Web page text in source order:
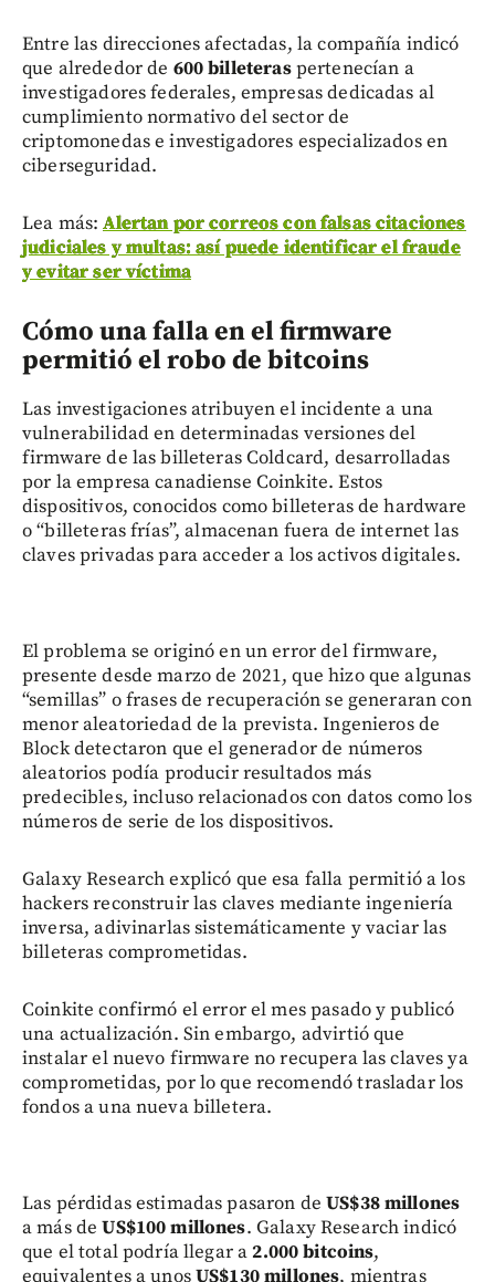
Entre las direcciones afectadas, la compañía indicó
que alrededor de 600 billeteraspertenecían a
investigadores federales, empresas dedicadas al
cumplimiento normativo del sector de
criptomonedas e investigadores especializados en
ciberseguridad.
Lea más:Alertan por correos con falsas citaciones
judiciales y multas: así puede identificar el fraude
y evitar ser víctima
Cómo una falla en el firmware
permitió el robo de bitcoins
Las investigaciones atribuyen el incidente a una
vulnerabilidad en determinadas versiones del
firmware de las billeteras Coldcard, desarrolladas
por la empresa canadiense Coinkite. Estos
dispositivos, conocidos como billeteras de hardware
o “billeteras frías”, almacenan fuera de internet las
claves privadas para acceder a los activos digitales.
El problema se originó en un error del firmware,
presente desde marzo de 2021, que hizo que algunas
“semillas” o frases de recuperación se generaran con
menor aleatoriedad de la prevista. Ingenieros de
Block detectaron que el generador de números
aleatorios podía producir resultados más
predecibles, incluso relacionados con datos como los
números de serie de los dispositivos.
Galaxy Research explicó que esa falla permitió a los
hackers reconstruir las claves mediante ingeniería
inversa, adivinarlas sistemáticamente y vaciar las
billeteras comprometidas.
Coinkite confirmó el error el mes pasado y publicó
una actualización. Sin embargo, advirtió que
instalar el nuevo firmware no recupera las claves ya
comprometidas, por lo que recomendó trasladar los
fondos a una nueva billetera.
Las pérdidas estimadas pasaron deUS$38 millones
a más deUS$100 millones. Galaxy Research indicó
que el total podría llegar a2.000 bitcoins,
equivalentes a unosUS$130 millones, mientras